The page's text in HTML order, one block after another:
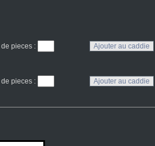
de pieces:
de pieces: